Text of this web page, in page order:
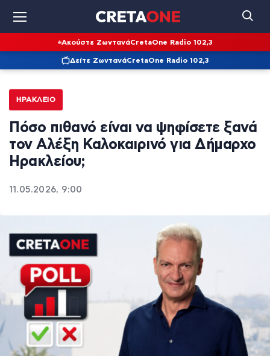
Ακούστε ΖωντανάCretaOne Radio 102,3
Δείτε ΖωντανάCretaOne Radio 102,3
ΗΡΆΚΛΕΙΟ
Πόσο πιθανό είναι να ψηφίσετε ξανά
τον Αλέξη Καλοκαιρινό για Δήμαρχο
Ηρακλείου;
11.05.2026, 9:00